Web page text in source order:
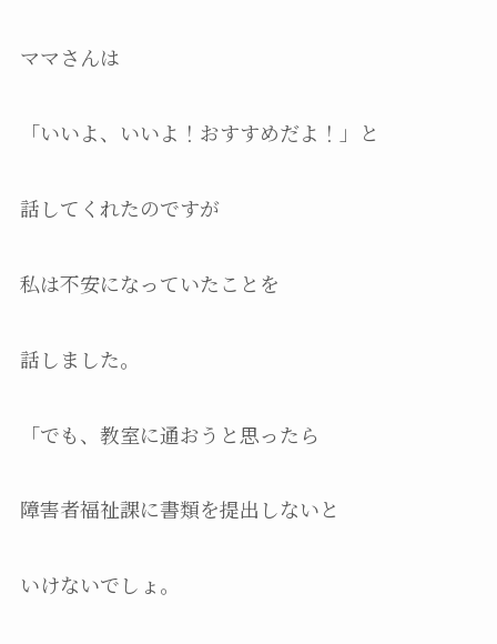
ママさんは
「いいよ、いいよ！おすすめだよ！」と
話してくれたのですが
私は不安になっていたことを
話しました。
「でも、教室に通おうと思ったら
障害者福祉課に書類を提出しないと
いけないでしょ。